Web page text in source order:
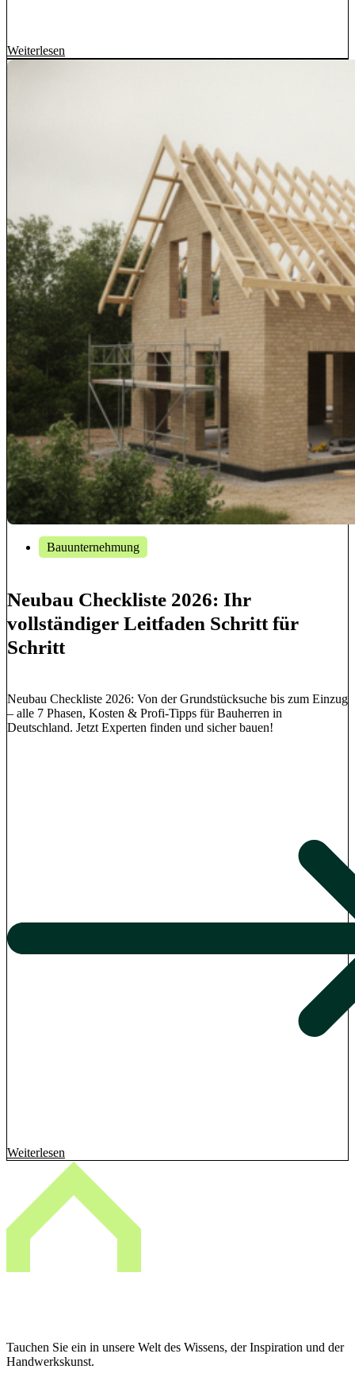
Weiterlesen
Bauunternehmung
Neubau Checkliste 2026: Ihr
vollständiger Leitfaden Schritt für
Schritt
Neubau Checkliste 2026: Von der Grundstücksuche bis zum Einzug
– alle 7 Phasen, Kosten & Profi-Tipps für Bauherren in
Deutschland. Jetzt Experten finden und sicher bauen!
Weiterlesen
Tauchen Sie ein in unsere Welt des Wissens, der Inspiration und der
Handwerkskunst.